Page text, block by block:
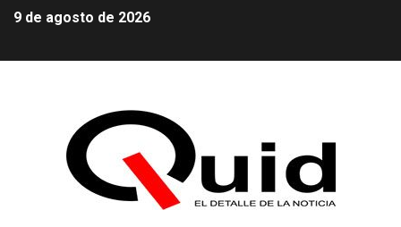
9 de agosto de 2026